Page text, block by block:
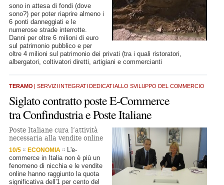
sono in attesa di fondi (dove
sono?) per poter riaprire almeno i
6 ponti danneggiati e le
numerose strade interrotte.
Danni per oltre 6 milioni di euro
sul patrimonio pubblico e per
oltre 4 milioni sul patrimonio dei privati (tra i quali ristoratori,
albergatori, coltivatori diretti, artigiani e commercianti
TERAMO | SERVIZI INTEGRATI DEDICATI ALLO SVILUPPO DEL COMMERCIO
Siglato contratto poste E-Commerce
tra Confindustria e Poste Italiane
Poste Italiane cura l’attività
necessaria alla vendite online
10/5 ECONOMIA
L'e-
commerce in Italia non è più un
fenomeno di nicchia e le vendite
online hanno raggiunto la quota
significativa dell'1 per cento del